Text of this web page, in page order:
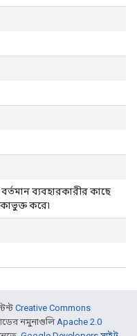
ব্যবহারকারীর কাছে
করে৷
Creative Commons
নমুনাগুলিApache 2.0